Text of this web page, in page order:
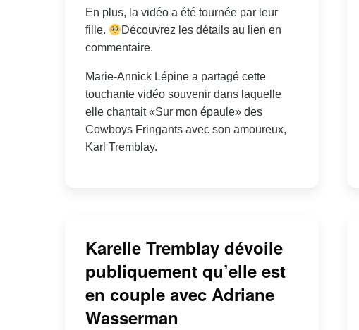
En plus, la vidéo a été tournée par leur
fille.
Découvrez les détails au lien en
commentaire.
Marie-Annick Lépine a partagé cette
touchante vidéo souvenir dans laquelle
elle chantait «Sur mon épaule» des
Cowboys Fringants avec son amoureux,
Karl Tremblay.
Karelle Tremblay dévoile
publiquement qu’elle est
en couple avec Adriane
Wasserman